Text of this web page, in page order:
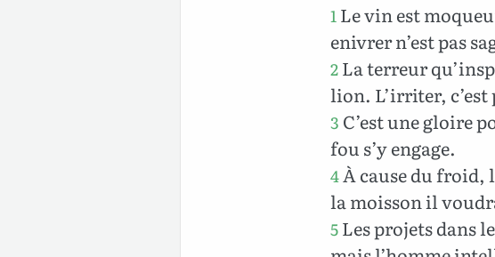
1Le vin est
enivrer n’est pas
2La terreur
lion. L’irriter,
3 C’est une gloire
fou s’y engage.
4À cause du froid,
la moisson il
5Les projets dans